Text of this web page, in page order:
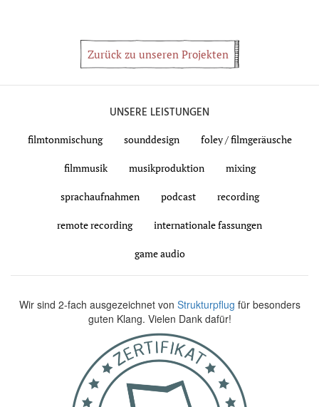
Zurück zu unseren Projekten
UNSERE LEISTUNGEN
filmtonmischung sounddesign foley / filmgeräusche
filmmusik musikproduktion mixing
sprachaufnahmen podcast recording
remote recording internationale fassungen
game audio
Wir sind 2-fach ausgezeichnet von Strukturpflug für besonders
guten Klang. Vielen Dank dafür!